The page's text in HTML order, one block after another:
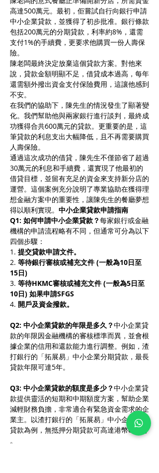
高達500萬元。最初，佢嘗試自行向銀行申請
中小企業貸款，並獲得了初步批准。銀行條款
包括200萬元的分期貸款，利率約8%，還需
支付1%的手續費，更要求他購買一份人壽保
險。
陳老闆最終決定放棄這個貸款方案。對他來
說，貸款金額明顯不足，借貸成本過高，每年
還需額外撥出資金支付保險費用，這讓他感到
不安。
在我們的協助下，陳先生的情況發生了顯著變
化。我們幫助他與兩家銀行進行談判，最終成
功獲得合共600萬元的貸款。更重要的是，這
筆貸款的利息支出大幅降低，且不再需要購買
人壽保險。
通過這次成功的借貸，陳先生不僅節省了超過
30萬元的利息和手續費，還實現了他最初的
借貸目標，並留有充足的資金來支持新分店的
運營。這個案例充分說明了專業協助在獲得理
想金融方案中的重要性，讓陳先生的餐廳夢想
得以順利實現。 中小企業貸款申請指南
Q1: 如何申請中小企業貸款？每家銀行或金融
機構的申請流程略有不同，但通常可分為以下
四個步驟：
1. 提交貸款申請文件。
2. 等待銀行審核或補充文件 (一般為10日至
15日)
3. 等待HKMC審核或補充文件 (一般為5日至
10日) 如果申請SFGS
4. 開戶及資金撥款。
Q2: 中小企業貸款的年限是多久？中小企業貸
款的年限因金融機構的審核標準而異，並會根
據企業的信用和還款能力進行調整。例如，渣
打銀行的「拓展易」中小企業分期貸款，最長
貸款年限可達5年。
Q3: 中小企業貸款的額度是多少？中小企業貸
款提供靈活的短期和中期額度方案，幫助企業
減輕財務負擔，非常適合有緊急資金需求的企
業主。以渣打銀行的「拓展易」中小企業分期
貸款為例，無抵押分期貸款可高達港幣600萬
。